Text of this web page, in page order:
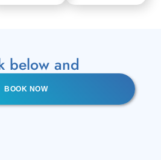
below and
BOOK NOW